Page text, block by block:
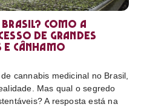
Como a
de grandes
cânhamo
cannabis medicinal no Brasil,
Mas qual o segredo
A resposta está na